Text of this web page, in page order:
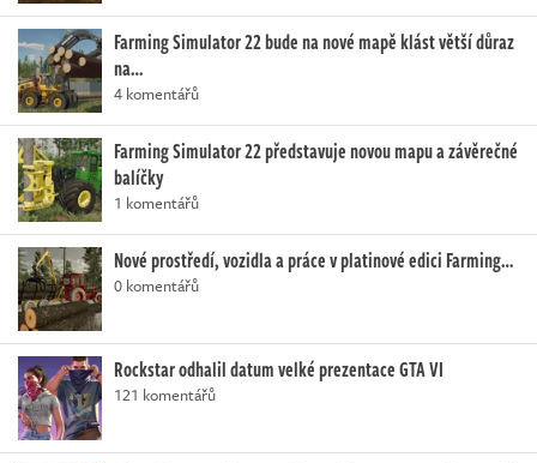
Farming Simulator 22 bude na nové mapě klást větší důraz
na…
4 komentářů
Farming Simulator 22 představuje novou mapu a závěrečné
balíčky
1 komentářů
Nové prostředí, vozidla a práce v platinové edici Farming…
0 komentářů
Rockstar odhalil datum velké prezentace GTA VI
121 komentářů